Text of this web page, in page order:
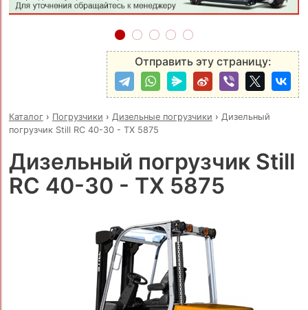
Отправить эту страницу:
Каталог› Погрузчики › Дизельные погрузчики › Дизельный
погрузчик Still RC 40-30 - TX 5875
Дизельный погрузчик Still
RC 40-30 - TX 5875